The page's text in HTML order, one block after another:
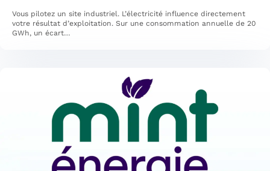
Vous pilotez un site industriel. L’électricité influence directement
votre résultat d’exploitation. Sur une consommation annuelle de 20
GWh, un écart…